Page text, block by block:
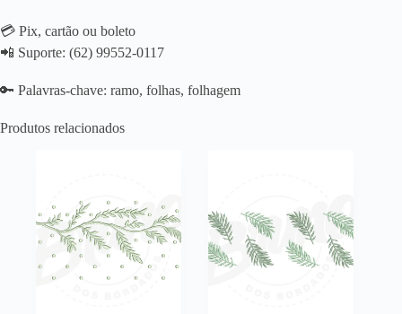
💳 Pix, cartão ou boleto
📲 Suporte: (62) 99552-0117
🔑 Palavras-chave: ramo, folhas, folhagem
Produtos relacionados